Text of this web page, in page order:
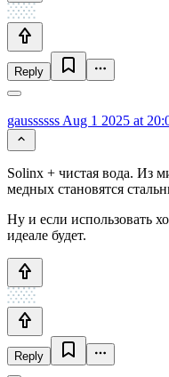
Reply
gaussssss Aug 1 2025 at
Solinx + чистая вода. Из
медных становятся
Ну и если использовать
идеале будет.
Reply